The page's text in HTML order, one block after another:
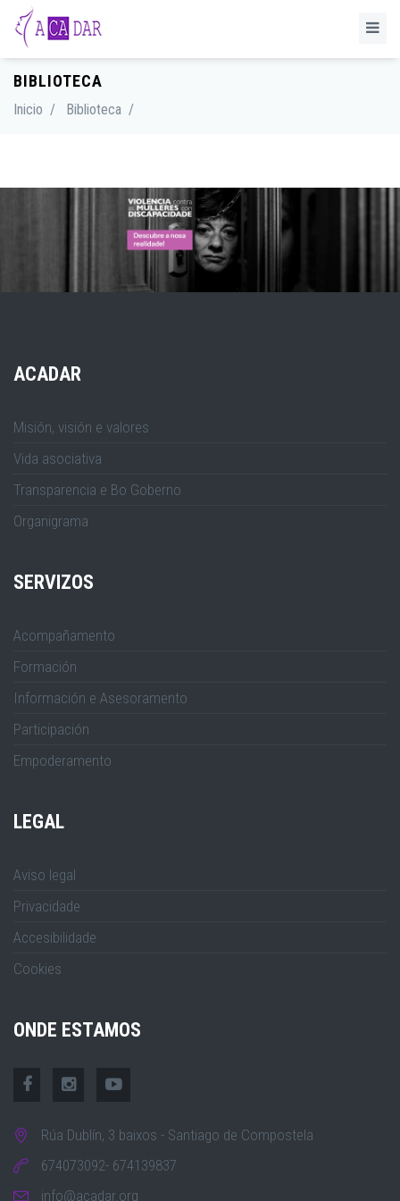
BIBLIOTECA
Inicio / Biblioteca /
ACADAR
Misión, visión e valores
Vida asociativa
Transparencia e Bo Goberno
Organigrama
SERVIZOS
Acompañamento
Formación
Información e Asesoramento
Participación
Empoderamento
LEGAL
Aviso legal
Privacidade
Accesibilidade
Cookies
ONDE ESTAMOS
Rúa Dublín, 3 baixos - Santiago de Compostela
674073092- 674139837
info@acadar.org